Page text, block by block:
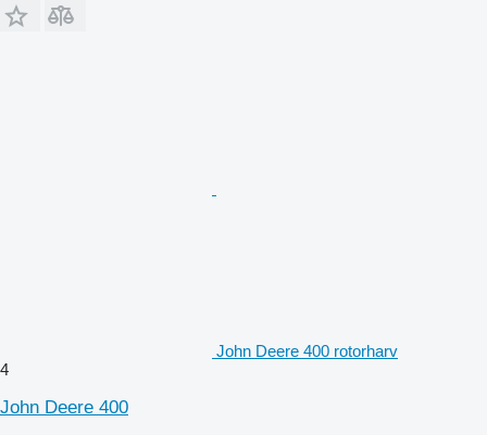
John Deere 400 rotorharv
4
John Deere 400